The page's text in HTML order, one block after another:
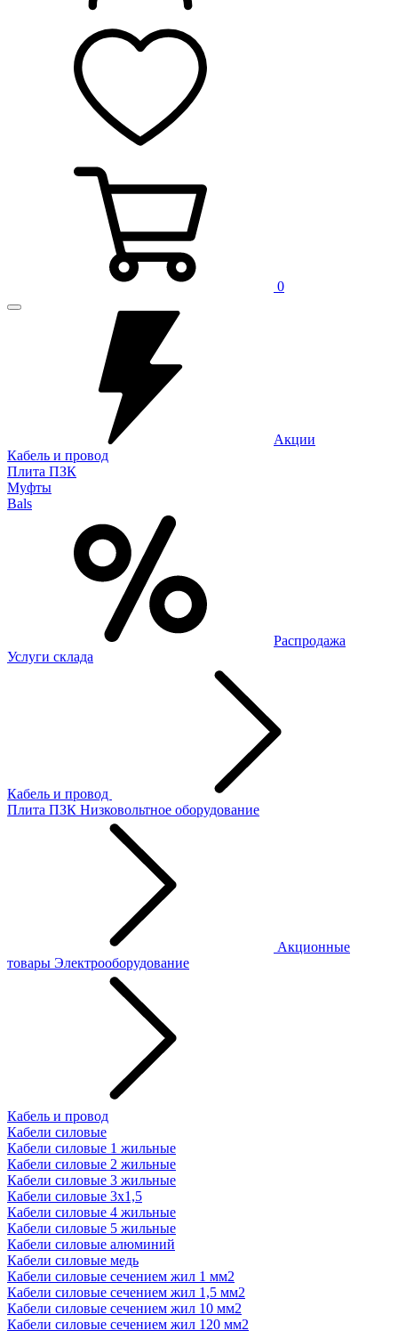
0
Акции
Кабель и провод
Плита ПЗК
Муфты
Bals
Распродажа
Услуги склада
Кабель и провод
Плита ПЗК Низковольтное оборудование
Акционные
товары Электрооборудование
Кабель и провод
Кабели силовые
Кабели силовые 1 жильные
Кабели силовые 2 жильные
Кабели силовые 3 жильные
Кабели силовые 3х1,5
Кабели силовые 4 жильные
Кабели силовые 5 жильные
Кабели силовые алюминий
Кабели силовые медь
Кабели силовые сечением жил 1 мм2
Кабели силовые сечением жил 1,5 мм2
Кабели силовые сечением жил 10 мм2
Кабели силовые сечением жил 120 мм2